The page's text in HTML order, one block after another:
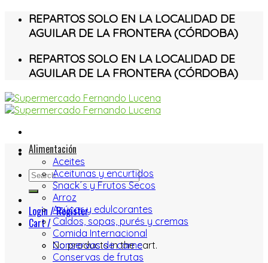
Skip
content
REPARTOS SOLO EN LA LOCALIDAD DE
AGUILAR DE LA FRONTERA (CÓRDOBA)
REPARTOS SOLO EN LA LOCALIDAD DE
AGUILAR DE LA FRONTERA (CÓRDOBA)
Search
for:
Login / Register
Cart /
No products in the cart.
Alimentación
Aceites
Aceitunas y encurtidos
Snack´s y Frutos Secos
Arroz
Azúcar y edulcorantes
Caldos, sopas, purés y cremas
Comida Internacional
Conservas de carne
Conservas de frutas